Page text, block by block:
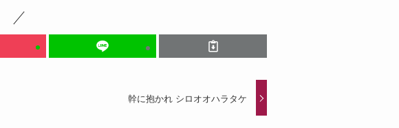
幹に抱かれ シロオオハラタケ